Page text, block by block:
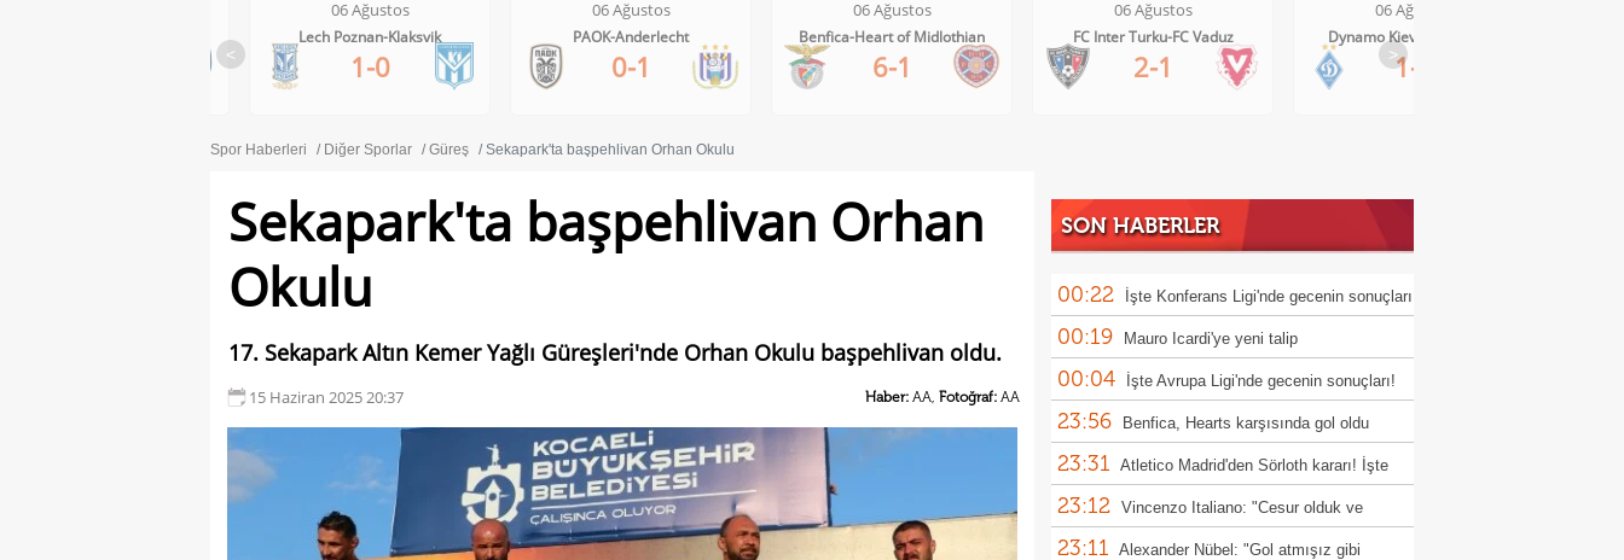
<
06 Ağustos
PAOK-Anderlecht
0-1
06 Ağustos
Benfica-Heart of Midlothian
6-1
06 Ağustos
FC Inter Turku-FC Vaduz
2-1
06 Ağustos
Dynamo Kiev-Qarabag FK
1-0
06 Ağustos
FC Twente-Dunajska Streda
6-0
>
Spor Haberleri Diğer Sporlar Güreş Sekapark'ta başpehlivan Orhan Okulu
Sekapark'ta başpehlivan Orhan
Okulu
17. Sekapark Altın Kemer Yağlı Güreşleri'nde Orhan Okulu başpehlivan oldu.
15 Haziran 2025 20:37 Haber: AA, Fotoğraf: AA
SON HABERLER
00:22 İşte Konferans Ligi'nde gecenin sonuçları
00:19 Mauro Icardi'ye yeni talip
00:04 İşte Avrupa Ligi'nde gecenin sonuçları!
23:56 Benfica, Hearts karşısında gol oldu
yağdı!
23:31 Atletico Madrid'den Sörloth kararı! İşte
istenen rakam
23:12 Vincenzo Italiano: "Cesur olduk ve
kazandık"
23:11 Alexander Nübel: "Gol atmışız gibi